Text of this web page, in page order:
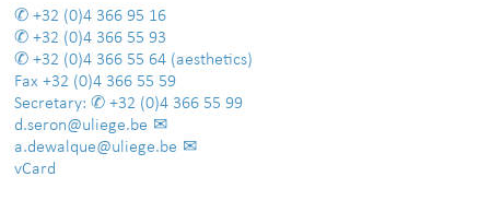
+32 (0)4 366 95 16
+32 (0)4 366 55 93
+32 (0)4 366 55 64 (aesthetics)
Fax +32 (0)4 366 55 59
Secretary:
+32 (0)4 366 55 99
d.seron@uliege.be
a.dewalque@uliege.be
vCard